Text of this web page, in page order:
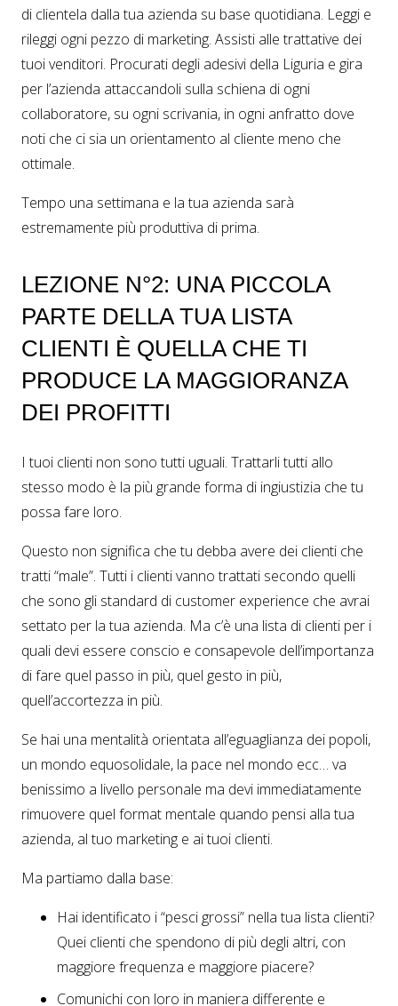
di clientela dalla tua azienda su base quotidiana. Leggi e
rileggi ogni pezzo di marketing. Assisti alle trattative dei
tuoi venditori. Procurati degli adesivi della Liguria e gira
per l’azienda attaccandoli sulla schiena di ogni
collaboratore, su ogni scrivania, in ogni anfratto dove
noti che ci sia un orientamento al cliente meno che
ottimale.
Tempo una settimana e la tua azienda sarà
estremamente più produttiva di prima.
LEZIONE N°2: UNA PICCOLA
PARTE DELLA TUA LISTA
CLIENTI È QUELLA CHE TI
PRODUCE LA MAGGIORANZA
DEI PROFITTI
I tuoi clienti non sono tutti uguali. Trattarli tutti allo
stesso modo è la più grande forma di ingiustizia che tu
possa fare loro.
Questo non significa che tu debba avere dei clienti che
tratti “male”. Tutti i clienti vanno trattati secondo quelli
che sono gli standard di customer experience che avrai
settato per la tua azienda. Ma c’è una lista di clienti per i
quali devi essere conscio e consapevole dell’importanza
di fare quel passo in più, quel gesto in più,
quell’accortezza in più.
Se hai una mentalità orientata all’eguaglianza dei popoli,
un mondo equosolidale, la pace nel mondo ecc… va
benissimo a livello personale ma devi immediatamente
rimuovere quel format mentale quando pensi alla tua
azienda, al tuo marketing e ai tuoi clienti.
Ma partiamo dalla base:
Hai identificato i “pesci grossi” nella tua lista clienti?
Quei clienti che spendono di più degli altri, con
maggiore frequenza e maggiore piacere?
Comunichi con loro in maniera differente e